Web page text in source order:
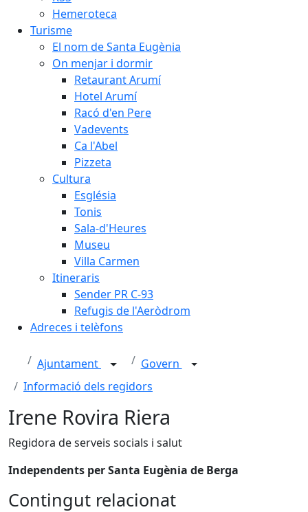
Hemeroteca
Turisme
El nom de Santa Eugènia
On menjar i dormir
Retaurant Arumí
Hotel Arumí
Racó d'en Pere
Vadevents
Ca l'Abel
Pizzeta
Cultura
Església
Tonis
Sala-d'Heures
Museu
Villa Carmen
Itineraris
Sender PR C-93
Refugis de l'Aeròdrom
Adreces i telèfons
Ajuntament
Govern
Informació dels regidors
Irene Rovira Riera
Regidora de serveis socials i salut
Independents per Santa Eugènia de Berga
Contingut relacionat